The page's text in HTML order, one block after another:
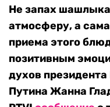
Не запах
атмосферу, а
приема этого
позитивным
духов
Путина Жанна